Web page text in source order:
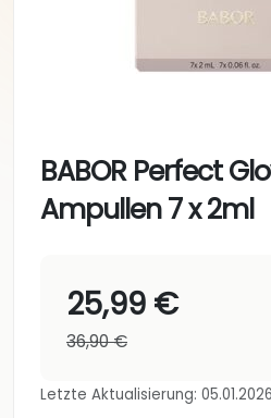
BABOR Perfect
Ampullen 7 x 2ml
25,99 €
36,90 €
Letzte Aktualisierung: 05.01.2026